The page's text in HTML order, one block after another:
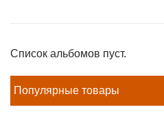
Список альбомов пуст.
Популярные товары